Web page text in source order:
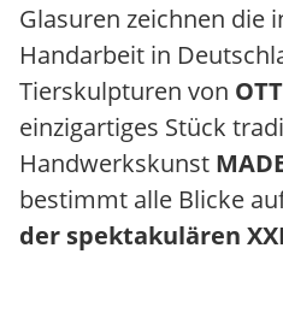
Glasuren zeichnen die
Handarbeit in
Tierskulpturen von
einzigartiges Stück
Handwerkskunst
bestimmt alle Blicke
der spektakulären